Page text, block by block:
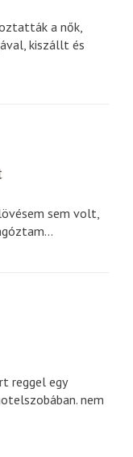
a nők,
kiszállt és
sem volt,
reggel egy
nem